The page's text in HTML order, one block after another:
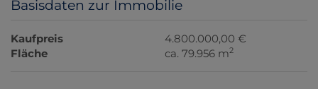
Basisdaten zur Immobilie
Kaufpreis
4.800.000,00 €
Fläche
ca. 79.956 m2